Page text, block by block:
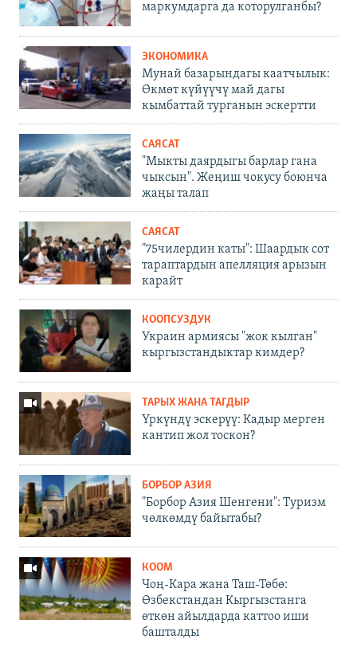
маркумдарга да которулганбы?
ЭКОНОМИКА
Мунай базарындагы каатчылык:
Өкмөт күйүүчү май дагы
кымбаттай турганын эскертти
САЯСАТ
"Мыкты даярдыгы барлар гана
чыксын". Жеңиш чокусу боюнча
жаңы талап
САЯСАТ
"75чилердин каты": Шаардык сот
тараптардын апелляция арызын
карайт
КООПСУЗДУК
Украин армиясы "жок кылган"
кыргызстандыктар кимдер?
ТАРЫХ ЖАНА ТАГДЫР
Үркүндү эскерүү: Кадыр мерген
кантип жол тоскон?
БОРБОР АЗИЯ
"Борбор Азия Шенгени": Туризм
чөлкөмдү байытабы?
КООМ
Чоң-Кара жана Таш-Төбө:
Өзбекстандан Кыргызстанга
өткөн айылдарда каттоо иши
башталды